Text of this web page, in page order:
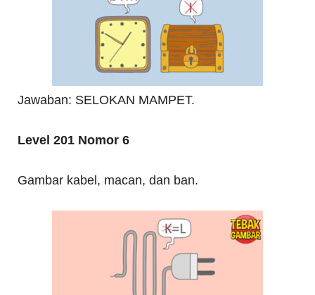
Jawaban: SELOKAN MAMPET.
Level 201 Nomor 6
Gambar kabel, macan, dan ban.